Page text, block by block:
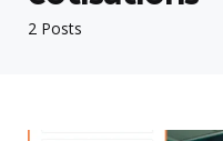
2 Posts